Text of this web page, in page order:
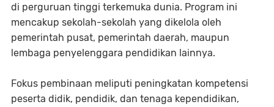
di perguruan tinggi terkemuka dunia. Program ini
mencakup sekolah-sekolah yang dikelola oleh
pemerintah pusat, pemerintah daerah, maupun
lembaga penyelenggara pendidikan lainnya.
Fokus pembinaan meliputi peningkatan kompetensi
peserta didik, pendidik, dan tenaga kependidikan,